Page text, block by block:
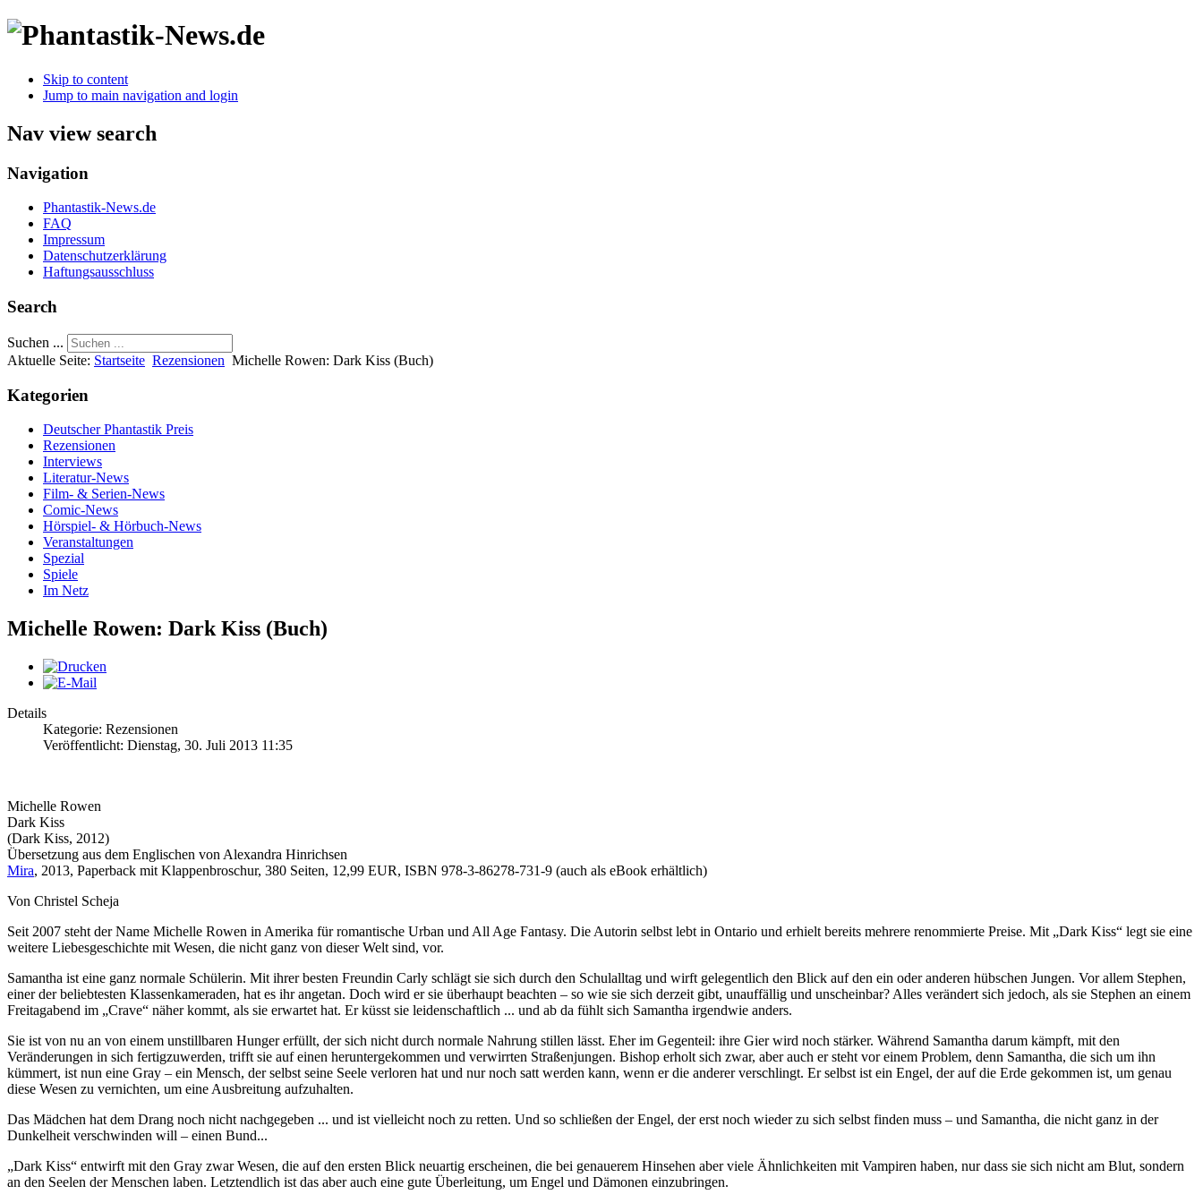
Skip to content
Jump to main navigation and login
Nav view search
Navigation
Phantastik-News.de
FAQ
Impressum
Datenschutzerklärung
Haftungsausschluss
Search
Suchen ...
Aktuelle Seite: Startseite Rezensionen Michelle Rowen: Dark Kiss (Buch)
Kategorien
Deutscher Phantastik Preis
Rezensionen
Interviews
Literatur-News
Film- & Serien-News
Comic-News
Hörspiel- & Hörbuch-News
Veranstaltungen
Spezial
Spiele
Im Netz
Michelle Rowen: Dark Kiss (Buch)
Details
Kategorie: Rezensionen
Veröffentlicht: Dienstag, 30. Juli 2013 11:35
Michelle Rowen
Dark Kiss
(Dark Kiss, 2012)
Übersetzung aus dem Englischen von Alexandra Hinrichsen
Mira, 2013, Paperback mit Klappenbroschur, 380 Seiten, 12,99 EUR, ISBN 978-3-86278-731-9 (auch als eBook erhältlich)
Von Christel Scheja
Seit 2007 steht der Name Michelle Rowen in Amerika für romantische Urban und All Age Fantasy. Die Autorin selbst lebt in Ontario und erhielt bereits mehrere renommierte Preise. Mit „Dark Kiss“ legt sie eine
weitere Liebesgeschichte mit Wesen, die nicht ganz von dieser Welt sind, vor.
Samantha ist eine ganz normale Schülerin. Mit ihrer besten Freundin Carly schlägt sie sich durch den Schulalltag und wirft gelegentlich den Blick auf den ein oder anderen hübschen Jungen. Vor allem Stephen,
einer der beliebtesten Klassenkameraden, hat es ihr angetan. Doch wird er sie überhaupt beachten – so wie sie sich derzeit gibt, unauffällig und unscheinbar? Alles verändert sich jedoch, als sie Stephen an einem
Freitagabend im „Crave“ näher kommt, als sie erwartet hat. Er küsst sie leidenschaftlich ... und ab da fühlt sich Samantha irgendwie anders.
Sie ist von nu an von einem unstillbaren Hunger erfüllt, der sich nicht durch normale Nahrung stillen lässt. Eher im Gegenteil: ihre Gier wird noch stärker. Während Samantha darum kämpft, mit den
Veränderungen in sich fertigzuwerden, trifft sie auf einen heruntergekommen und verwirrten Straßenjungen. Bishop erholt sich zwar, aber auch er steht vor einem Problem, denn Samantha, die sich um ihn
kümmert, ist nun eine Gray – ein Mensch, der selbst seine Seele verloren hat und nur noch satt werden kann, wenn er die anderer verschlingt. Er selbst ist ein Engel, der auf die Erde gekommen ist, um genau
diese Wesen zu vernichten, um eine Ausbreitung aufzuhalten.
Das Mädchen hat dem Drang noch nicht nachgegeben ... und ist vielleicht noch zu retten. Und so schließen der Engel, der erst noch wieder zu sich selbst finden muss – und Samantha, die nicht ganz in der
Dunkelheit verschwinden will – einen Bund...
„Dark Kiss“ entwirft mit den Gray zwar Wesen, die auf den ersten Blick neuartig erscheinen, die bei genauerem Hinsehen aber viele Ähnlichkeiten mit Vampiren haben, nur dass sie sich nicht am Blut, sondern
an den Seelen der Menschen laben. Letztendlich ist das aber auch eine gute Überleitung, um Engel und Dämonen einzubringen.